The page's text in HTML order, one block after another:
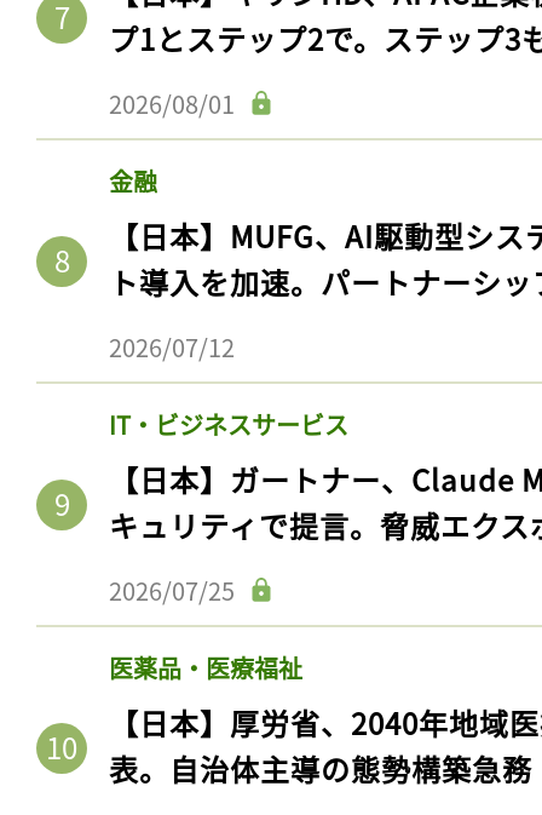
プ1とステップ2で。ステップ3
2026/08/01
金融
【日本】MUFG、AI駆動型シ
ト導入を加速。パートナーシ
2026/07/12
IT・ビジネスサービス
【日本】ガートナー、Claude
キュリティで提言。脅威エク
2026/07/25
医薬品・医療福祉
【日本】厚労省、2040年地域
表。自治体主導の態勢構築急務